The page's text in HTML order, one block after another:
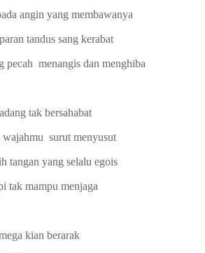
angin yang membawanya
tandus sang kerabat
pecah menangis dan menghiba
tak bersahabat
wajahmu surut menyusut
tangan yang selalu egois
tak mampu menjaga
kian berarak